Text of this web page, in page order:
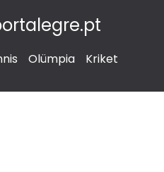
Olümpia Kriket